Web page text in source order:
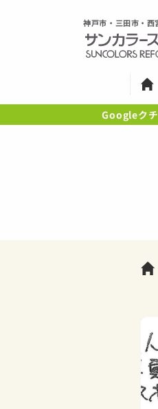
神戸市・三田市・西
Googleク